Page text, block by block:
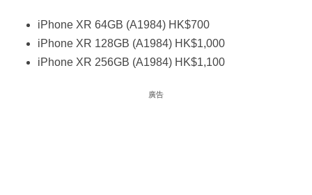
iPhone XR 64GB (A1984) HK$700
iPhone XR 128GB (A1984) HK$1,000
iPhone XR 256GB (A1984) HK$1,100
廣告